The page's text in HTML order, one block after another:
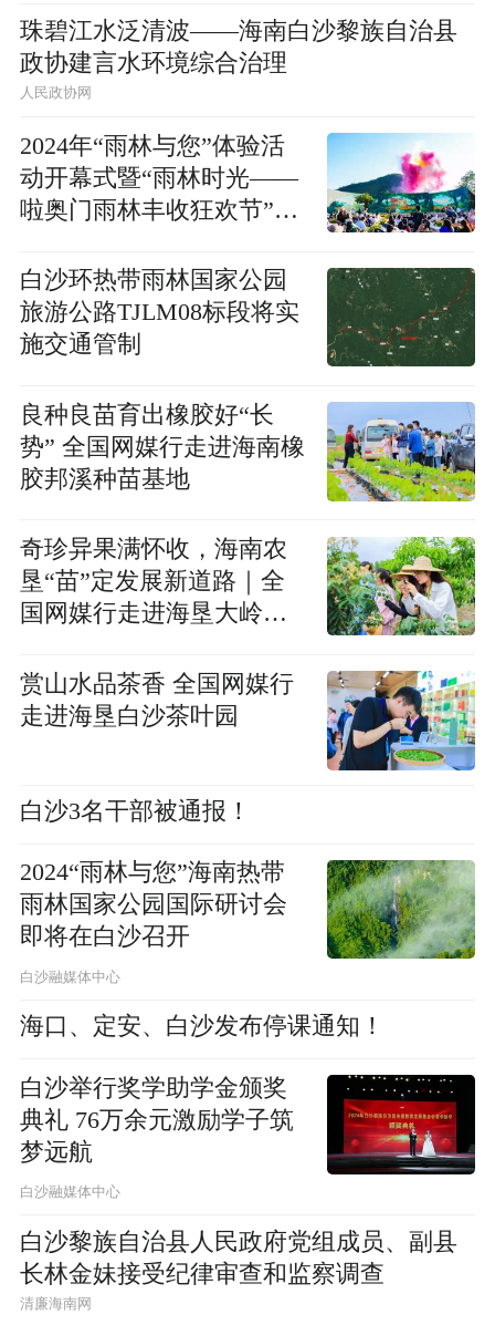
珠碧江水泛清波——海南白沙黎族自治县
政协建言水环境综合治理
人民政协网
2024年“雨林与您”体验活
动开幕式暨“雨林时光——
啦奥门雨林丰收狂欢节”在
白沙环热带雨林国家公园
旅游公路TJLM08标段将实
施交通管制
良种良苗育出橡胶好“长
势” 全国网媒行走进海南橡
胶邦溪种苗基地
奇珍异果满怀收，海南农
垦“苗”定发展新道路｜全
国网媒行走进海垦大岭苗
赏山水品茶香 全国网媒行
走进海垦白沙茶叶园
白沙3名干部被通报！
2024“雨林与您”海南热带
雨林国家公园国际研讨会
即将在白沙召开
白沙融媒体中心
海口、定安、白沙发布停课通知！
白沙举行奖学助学金颁奖
典礼 76万余元激励学子筑
梦远航
白沙融媒体中心
白沙黎族自治县人民政府党组成员、副县
长林金妹接受纪律审查和监察调查
清廉海南网